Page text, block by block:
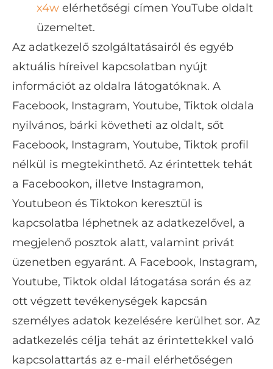
x4w elérhetőségi címen YouTube oldalt
üzemeltet.
Az adatkezelő szolgáltatásairól és egyéb
aktuális híreivel kapcsolatban nyújt
információt az oldalra látogatóknak. A
Facebook, Instagram, Youtube, Tiktok oldala
nyilvános, bárki követheti az oldalt, sőt
Facebook, Instagram, Youtube, Tiktok profil
nélkül is megtekinthető. Az érintettek tehát
a Facebookon, illetve Instagramon,
Youtubeon és Tiktokon keresztül is
kapcsolatba léphetnek az adatkezelővel, a
megjelenő posztok alatt, valamint privát
üzenetben egyaránt. A Facebook, Instagram,
Youtube, Tiktok oldal látogatása során és az
ott végzett tevékenységek kapcsán
személyes adatok kezelésére kerülhet sor. Az
adatkezelés célja tehát az érintettekkel való
kapcsolattartás az e-mail elérhetőségen